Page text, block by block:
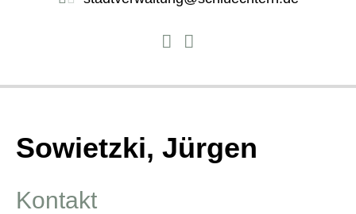
Sowietzki, Jürgen
Kontakt